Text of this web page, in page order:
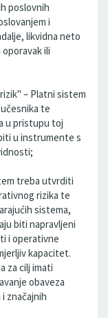
poslovnih
i
likvidna neto
ili
– Platni sistem
te
u pristupu toj
u instrumente s
treba utvrditi
rizika te
sistema,
biti napravljeni
i operativne
kapacitet.
za cilj imati
obaveza
značajnih